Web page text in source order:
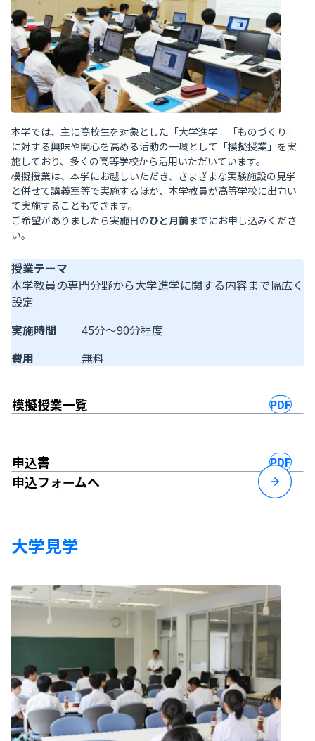
本学では、主に高校生を対象とした「大学進学」「ものづくり」
に対する興味や関心を高める活動の一環として「模擬授業」を実
施しており、多くの高等学校から活用いただいています。
模擬授業は、本学にお越しいただき、さまざまな実験施設の見学
と併せて講義室等で実施するほか、本学教員が高等学校に出向い
て実施することもできます。
ご希望がありましたら実施日のひと月前までにお申し込みくださ
い。
授業テーマ
本学教員の専門分野から大学進学に関する内容まで幅広く
設定
実施時間
45分～90分程度
費用
無料
模擬授業一覧
申込書
申込フォームへ
大学見学